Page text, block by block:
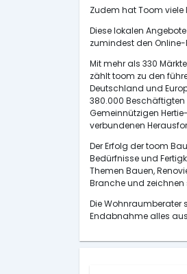
Zudem hat Toom viele
Diese lokalen
zumindest den Online-
Mit mehr als 330
zählt toom zu den
Deutschland und
380.000 Beschäftigten
Gemeinnützigen
verbundenen
Der Erfolg der toom
Bedürfnisse und
Themen Bauen,
Branche und
Die Wohnraumberater
Endabnahme alles